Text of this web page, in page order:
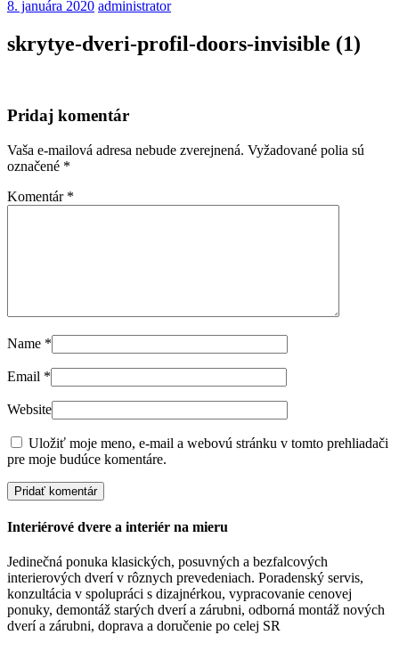
8. januára 2020 administrator
skrytye-dveri-profil-doors-invisible (1)
Pridaj komentár
Vaša e-mailová adresa nebude zverejnená. Vyžadované polia sú
označené *
Komentár *
Name *
Email *
Website
Uložiť moje meno, e-mail a webovú stránku v tomto prehliadači
pre moje budúce komentáre.
Interiérové dvere a interiér na mieru
Jedinečná ponuka klasických, posuvných a bezfalcových
interierových dverí v rôznych prevedeniach. Poradenský servis,
konzultácia v spolupráci s dizajnérkou, vypracovanie cenovej
ponuky, demontáž starých dverí a zárubni, odborná montáž nových
dverí a zárubni, doprava a doručenie po celej SR